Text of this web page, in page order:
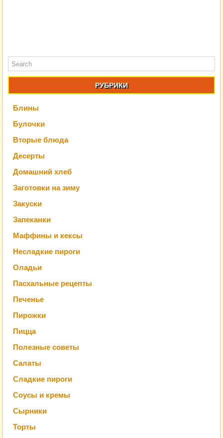
РУБРИКИ
Блины
Булочки
Вторые блюда
Десерты
Домашний хлеб
Заготовки на зиму
Закуски
Запеканки
Маффины и кексы
Несладкие пироги
Оладьи
Пасхальные рецепты
Печенье
Пирожки
Пицца
Полезные советы
Салаты
Сладкие пироги
Соусы и кремы
Сырники
Торты